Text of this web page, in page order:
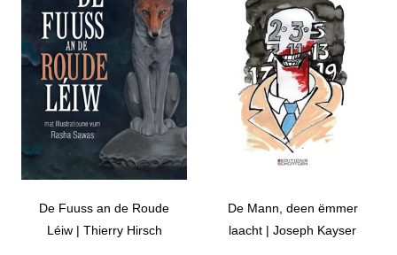
De Fuuss an de Roude
Léiw | Thierry Hirsch
De Mann, deen ëmmer
laacht | Joseph Kayser